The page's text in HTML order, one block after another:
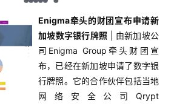
Enigma牵头的财团宣布申请新
加坡数字银行牌照 | 由新加坡公
司Enigma Group牵头财团宣
布，已经在新加坡申请了数字银
行牌照。它的合作伙伴包括当地
网络安全公司Qrypt